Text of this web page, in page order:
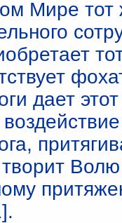
Мире тот
дает